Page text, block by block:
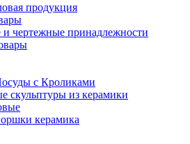
продукция
чертежные принадлежности
с Кроликами
скульптуры из керамики
керамика